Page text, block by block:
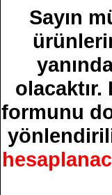
Sayın
formunu